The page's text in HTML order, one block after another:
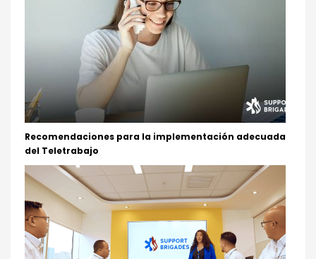
Recomendaciones para la implementación adecuada
del Teletrabajo